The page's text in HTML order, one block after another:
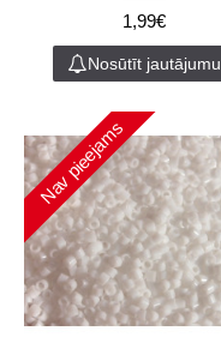
1,99€
Nosūtīt jautājumu
Nav pieejams